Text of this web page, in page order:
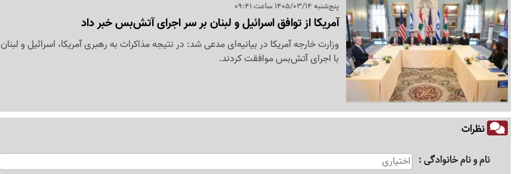
پنج‌شنبه 1405/03/14 ساعت 09:41
آمریکا از توافق اسرائیل و لبنان بر سر اجرای آتش‌بس خبر داد
وزارت خارجه آمریکا در بیانیه‌ای مدعی شد: در نتیجه مذاکرات به رهبری آمریکا، اسرائیل و لبنان
با اجرای آتش‌بس موافقت کردند.
نظرات
نام و نام خانوادگی